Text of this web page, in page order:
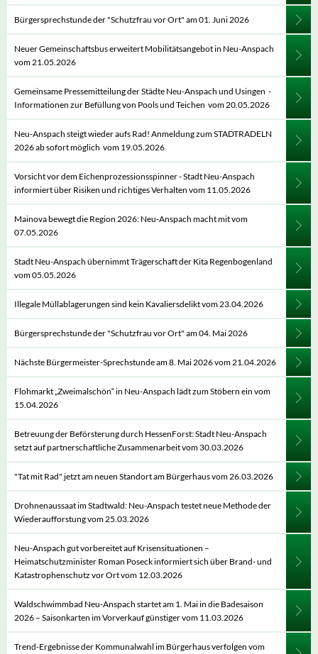
Bürgersprechstunde der "Schutzfrau vor Ort" am 01. Juni 2026
Neuer Gemeinschaftsbus erweitert Mobilitätsangebot in Neu-Anspach
vom 21.05.2026
Gemeinsame Pressemitteilung der Städte Neu-Anspach und Usingen -
Informationen zur Befüllung von Pools und Teichen vom 20.05.2026
Neu-Anspach steigt wieder aufs Rad! Anmeldung zum STADTRADELN
2026 ab sofort möglich vom 19.05.2026
Vorsicht vor dem Eichenprozessionsspinner - Stadt Neu-Anspach
informiert über Risiken und richtiges Verhalten vom 11.05.2026
Mainova bewegt die Region 2026: Neu-Anspach macht mit vom
07.05.2026
Stadt Neu-Anspach übernimmt Trägerschaft der Kita Regenbogenland
vom 05.05.2026
Illegale Müllablagerungen sind kein Kavaliersdelikt vom 23.04.2026
Bürgersprechstunde der "Schutzfrau vor Ort" am 04. Mai 2026
Nächste Bürgermeister-Sprechstunde am 8. Mai 2026 vom 21.04.2026
Flohmarkt „Zweimalschön“ in Neu-Anspach lädt zum Stöbern ein vom
15.04.2026
Betreuung der Beförsterung durch HessenForst: Stadt Neu-Anspach
setzt auf partnerschaftliche Zusammenarbeit vom 30.03.2026
"Tat mit Rad" jetzt am neuen Standort am Bürgerhaus vom 26.03.2026
Drohnenaussaat im Stadtwald: Neu-Anspach testet neue Methode der
Wiederaufforstung vom 25.03.2026
Neu-Anspach gut vorbereitet auf Krisensituationen –
Heimatschutzminister Roman Poseck informiert sich über Brand- und
Katastrophenschutz vor Ort vom 12.03.2026
Waldschwimmbad Neu-Anspach startet am 1. Mai in die Badesaison
2026 – Saisonkarten im Vorverkauf günstiger vom 11.03.2026
Trend-Ergebnisse der Kommunalwahl im Bürgerhaus verfolgen vom